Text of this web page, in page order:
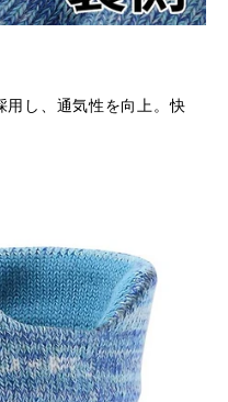
用し、通気性を向上。快